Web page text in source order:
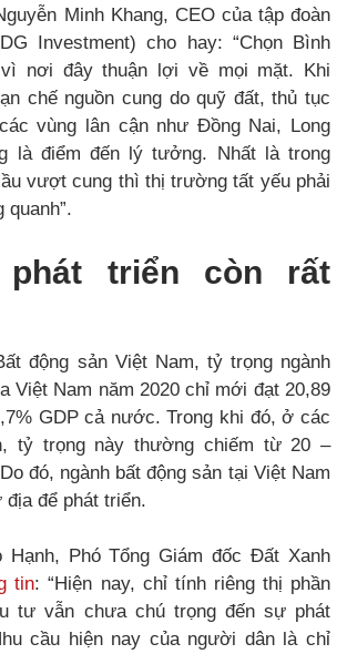
Minh Khang, CEO của tập đoàn
Investment) cho hay: “Chọn Bình
nơi đây thuận lợi về mọi mặt. Khi
chế nguồn cung do quỹ đất, thủ tục
vùng lân cận như Đồng Nai, Long
là điểm đến lý tưởng. Nhất là trong
vượt cung thì thị trường tất yếu phải
quanh”.
triển còn rất
động sản Việt Nam, tỷ trọng ngành
Việt Nam năm 2020 chỉ mới đạt 20,89
GDP cả nước. Trong khi đó, ở các
tỷ trọng này thường chiếm từ 20 –
đó, ngành bất động sản tại Việt Nam
để phát triển.
Hạnh, Phó Tổng Giám đốc Đất Xanh
tin: “Hiện nay, chỉ tính riêng thị phần
tư vẫn chưa chú trọng đến sự phát
cầu hiện nay của người dân là chỉ